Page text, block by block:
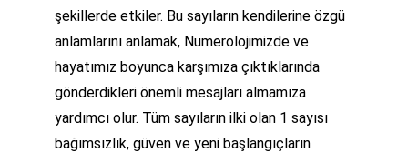
şekillerde etkiler. Bu sayıların kendilerine özgü
anlamlarını anlamak, Numerolojimizde ve
hayatımız boyunca karşımıza çıktıklarında
gönderdikleri önemli mesajları almamıza
yardımcı olur. Tüm sayıların ilki olan 1 sayısı
bağımsızlık, güven ve yeni başlangıçların